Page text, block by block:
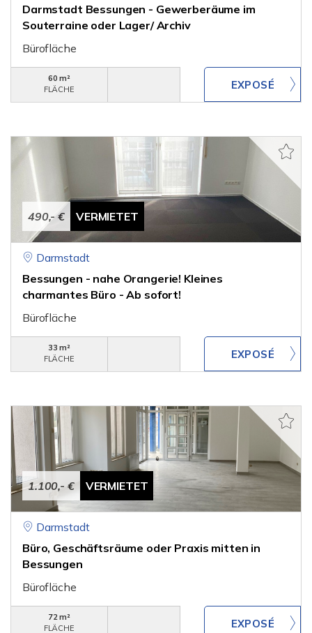
Darmstadt Bessungen - Gewerberäume im
Souterraine oder Lager/ Archiv
Bürofläche
60 m²
FLÄCHE
490,- € VERMIETET
Darmstadt
Bessungen - nahe Orangerie! Kleines
charmantes Büro - Ab sofort!
Bürofläche
33 m²
FLÄCHE
1.100,- € VERMIETET
Darmstadt
Büro, Geschäftsräume oder Praxis mitten in
Bessungen
Bürofläche
72 m²
FLÄCHE